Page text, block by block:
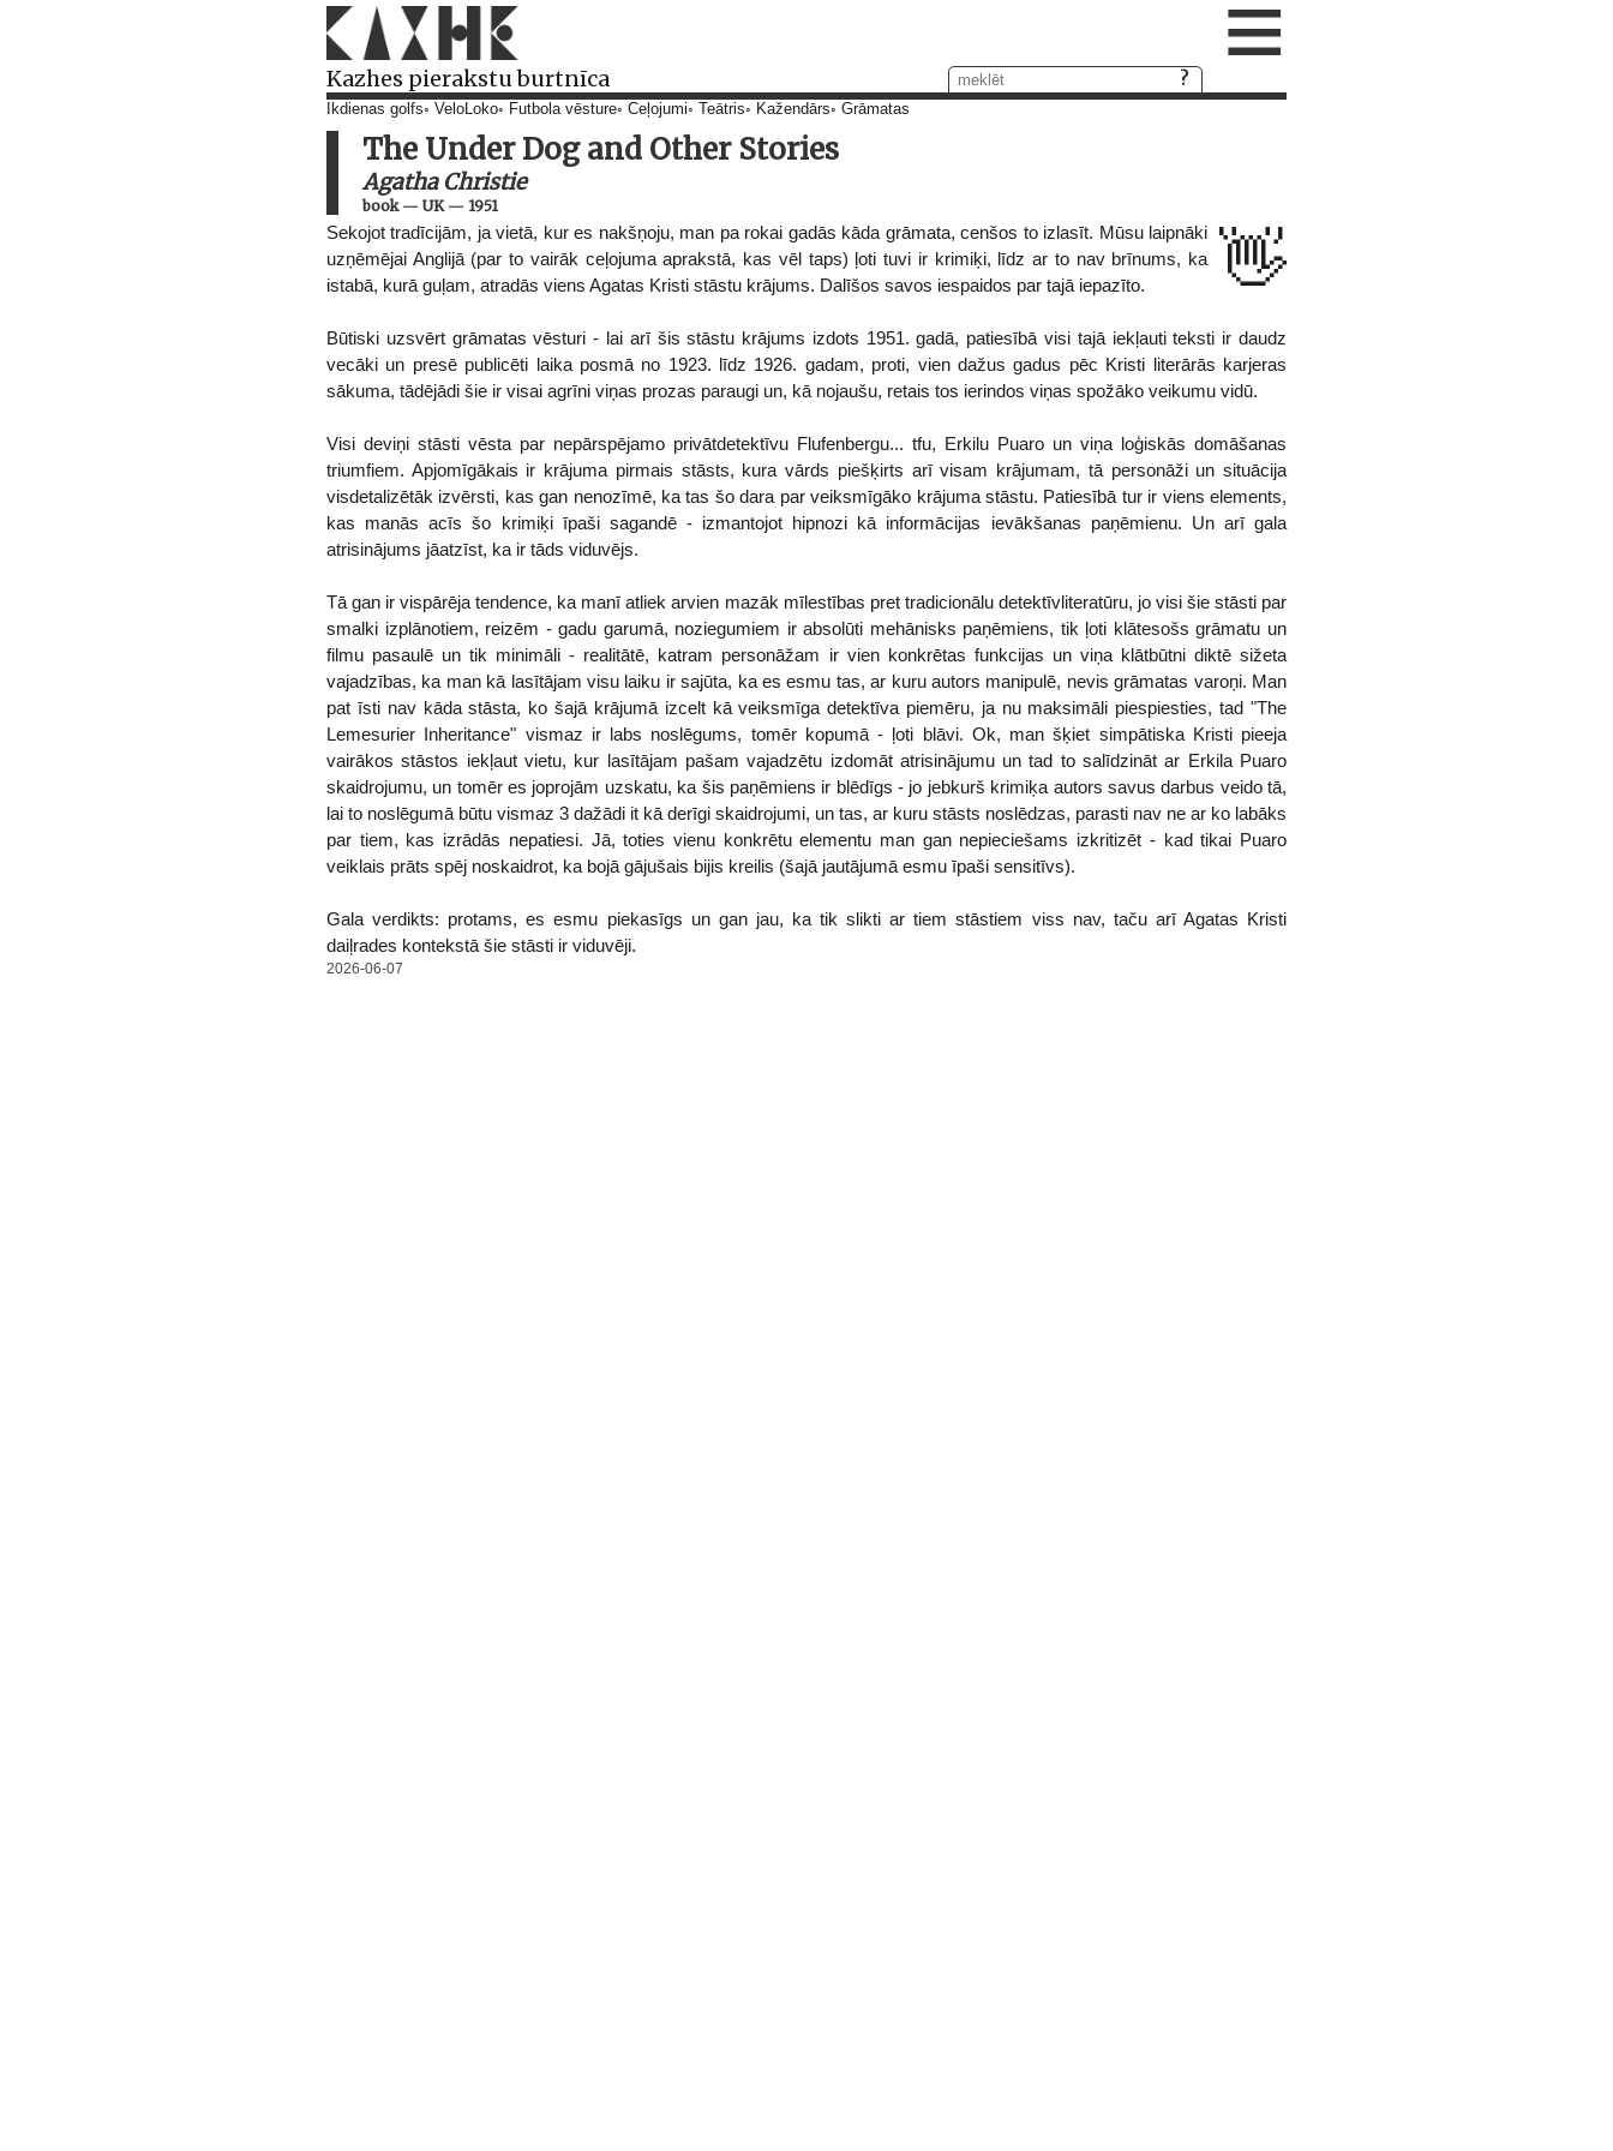
Kazhes pierakstu burtnīca ≡
Ikdienas golfs VeloLoko Futbola vēsture Ceļojumi Teātris Kažendārs Grāmatas
The Under Dog and Other Stories
Agatha Christie
book— UK— 1951
👋
Sekojot tradīcijām, ja vietā, kur es nakšņoju, man pa rokai gadās kāda grāmata, cenšos to izlasīt. Mūsu laipnāki
uzņēmējai Anglijā (par to vairāk ceļojuma aprakstā, kas vēl taps) ļoti tuvi ir krimiķi, līdz ar to nav brīnums, ka
istabā, kurā guļam, atradās viens Agatas Kristi stāstu krājums. Dalīšos savos iespaidos par tajā iepazīto.
Būtiski uzsvērt grāmatas vēsturi - lai arī šis stāstu krājums izdots 1951. gadā, patiesībā visi tajā iekļauti teksti ir daudz
vecāki un presē publicēti laika posmā no 1923. līdz 1926. gadam, proti, vien dažus gadus pēc Kristi literārās karjeras
sākuma, tādējādi šie ir visai agrīni viņas prozas paraugi un, kā nojaušu, retais tos ierindos viņas spožāko veikumu vidū.
Visi deviņi stāsti vēsta par nepārspējamo privātdetektīvu Flufenbergu... tfu, Erkilu Puaro un viņa loģiskās domāšanas
triumfiem. Apjomīgākais ir krājuma pirmais stāsts, kura vārds piešķirts arī visam krājumam, tā personāži un situācija
visdetalizētāk izvērsti, kas gan nenozīmē, ka tas šo dara par veiksmīgāko krājuma stāstu. Patiesībā tur ir viens elements,
kas manās acīs šo krimiķi īpaši sagandē - izmantojot hipnozi kā informācijas ievākšanas paņēmienu. Un arī gala
atrisinājums jāatzīst, ka ir tāds viduvējs.
Tā gan ir vispārēja tendence, ka manī atliek arvien mazāk mīlestības pret tradicionālu detektīvliteratūru, jo visi šie stāsti par
smalki izplānotiem, reizēm - gadu garumā, noziegumiem ir absolūti mehānisks paņēmiens, tik ļoti klātesošs grāmatu un
filmu pasaulē un tik minimāli - realitātē, katram personāžam ir vien konkrētas funkcijas un viņa klātbūtni diktē sižeta
vajadzības, ka man kā lasītājam visu laiku ir sajūta, ka es esmu tas, ar kuru autors manipulē, nevis grāmatas varoņi. Man
pat īsti nav kāda stāsta, ko šajā krājumā izcelt kā veiksmīga detektīva piemēru, ja nu maksimāli piespiesties, tad "The
Lemesurier Inheritance" vismaz ir labs noslēgums, tomēr kopumā - ļoti blāvi. Ok, man šķiet simpātiska Kristi pieeja
vairākos stāstos iekļaut vietu, kur lasītājam pašam vajadzētu izdomāt atrisinājumu un tad to salīdzināt ar Erkila Puaro
skaidrojumu, un tomēr es joprojām uzskatu, ka šis paņēmiens ir blēdīgs - jo jebkurš krimiķa autors savus darbus veido tā,
lai to noslēgumā būtu vismaz 3 dažādi it kā derīgi skaidrojumi, un tas, ar kuru stāsts noslēdzas, parasti nav ne ar ko labāks
par tiem, kas izrādās nepatiesi. Jā, toties vienu konkrētu elementu man gan nepieciešams izkritizēt - kad tikai Puaro
veiklais prāts spēj noskaidrot, ka bojā gājušais bijis kreilis (šajā jautājumā esmu īpaši sensitīvs).
Gala verdikts: protams, es esmu piekasīgs un gan jau, ka tik slikti ar tiem stāstiem viss nav, taču arī Agatas Kristi
daiļrades kontekstā šie stāsti ir viduvēji.
2026-06-07